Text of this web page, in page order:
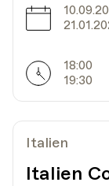
Date
Lieu
Date
Horarires
18:00
19:30
Italien
Italien